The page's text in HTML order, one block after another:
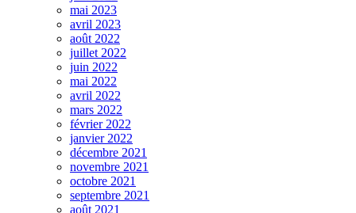
mai 2023
avril 2023
août 2022
juillet 2022
juin 2022
mai 2022
avril 2022
mars 2022
février 2022
janvier 2022
décembre 2021
novembre 2021
octobre 2021
septembre 2021
août 2021